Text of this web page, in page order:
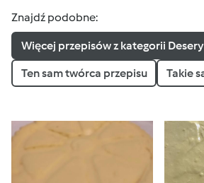
Znajdź podobne:
Więcej przepisów z kategorii Desery
Ten sam twórca przepisu Takie